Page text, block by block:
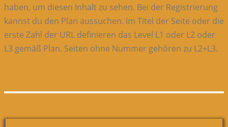
haben, um diesen Inhalt zu sehen. Bei der Registrierung
kannst du den Plan aussuchen. Im Titel der Seite oder die
erste Zahl der URL definieren das Level L1 oder L2 oder
L3 gemäß Plan. Seiten ohne Nummer gehören zu L2+L3.